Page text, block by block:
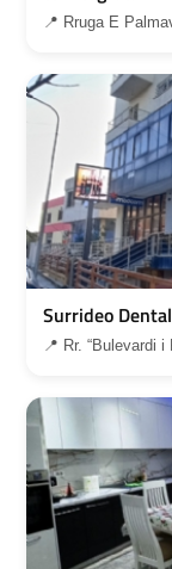
📍 Rruga E
Surrideo
📍 Rr. “Bulevardi